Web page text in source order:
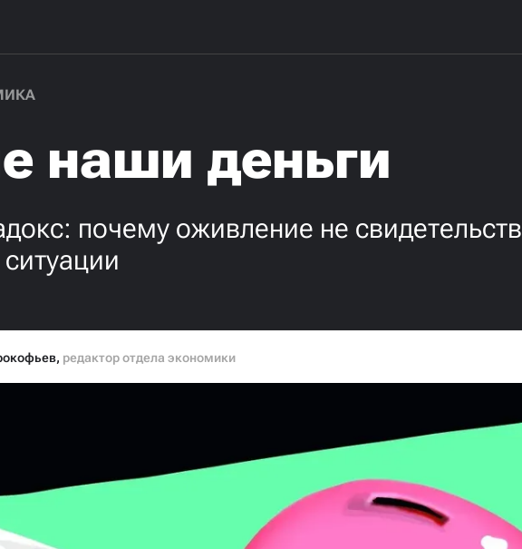
наши деньги
почему оживление не
, редактор отдела экономики